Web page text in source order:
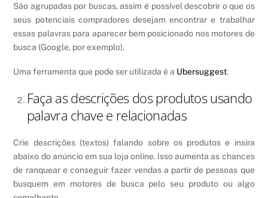
São agrupadas por buscas, assim é possível descobrir o que os
seus potenciais compradores desejam encontrar e trabalhar
essas palavras para aparecer bem posicionado nos motores de
busca (Google, por exemplo).
Uma ferramenta que pode ser utilizada é a Ubersuggest.
Faça as descrições dos produtos usando
palavra chave e relacionadas
Crie descrições (textos) falando sobre os produtos e insira
abaixo do anúncio em sua loja online. Isso aumenta as chances
de ranquear e conseguir fazer vendas a partir de pessoas que
busquem em motores de busca pelo seu produto ou algo